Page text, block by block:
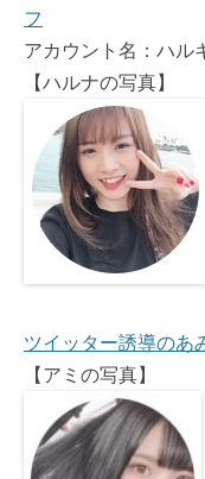
フ
アカウント名：ハル
【ハルナの写真】
ツイッター誘導のあ
【アミの写真】